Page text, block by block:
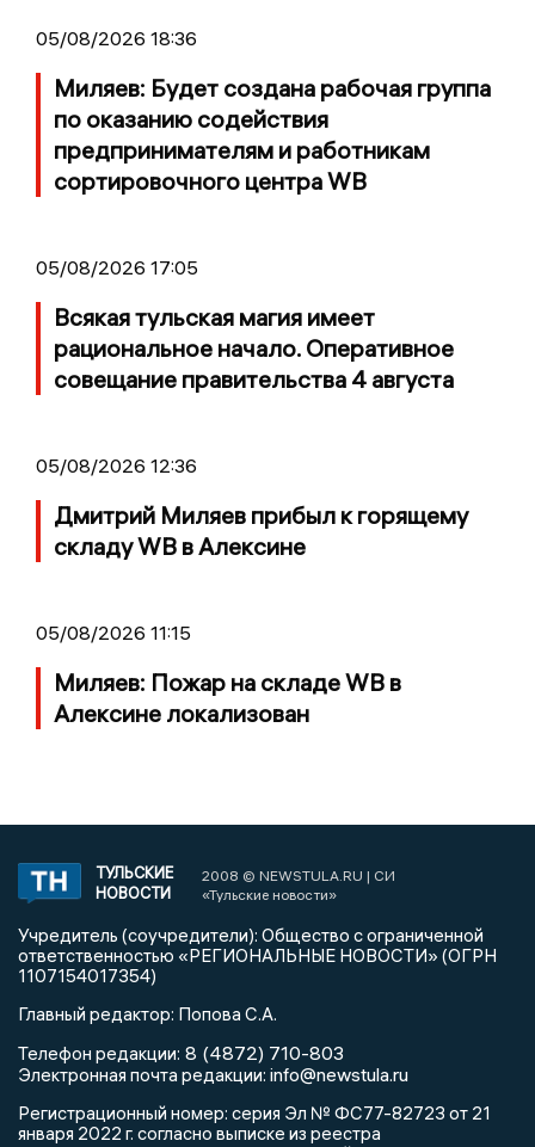
05/08/2026 18:36
Миляев: Будет создана рабочая группа
по оказанию содействия
предпринимателям и работникам
сортировочного центра WB
05/08/2026 17:05
Всякая тульская магия имеет
рациональное начало. Оперативное
совещание правительства 4 августа
05/08/2026 12:36
Дмитрий Миляев прибыл к горящему
складу WB в Алексине
05/08/2026 11:15
Миляев: Пожар на складе WB в
Алексине локализован
ТУЛЬСКИЕ
НОВОСТИ
2008 © NEWSTULA.RU | СИ
«Тульские новости»
Учредитель (соучредители): Общество с ограниченной
ответственностью «РЕГИОНАЛЬНЫЕ НОВОСТИ» (ОГРН
1107154017354)
Главный редактор: Попова С.А.
Телефон редакции: 8 (4872) 710-803
Электронная почта редакции: info@newstula.ru
Регистрационный номер: серия Эл № ФС77-82723 от 21
января 2022 г. согласно выписке из реестра